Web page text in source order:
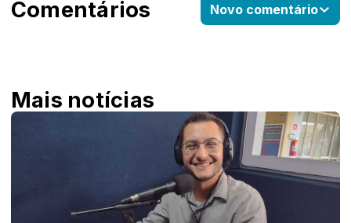
Comentários Novo comentário
Mais notícias